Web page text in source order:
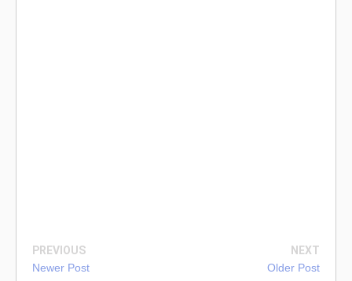
PREVIOUS
Newer Post
NEXT
Older Post